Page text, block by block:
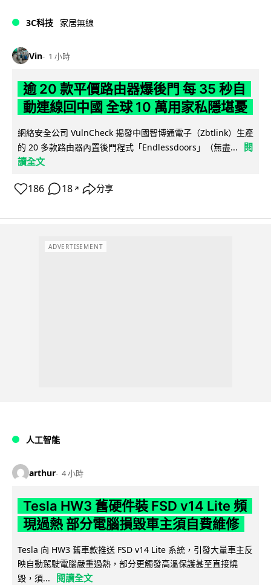
3C科技 家居無線
Vin 1 小時
逾 20 款平價路由器爆後門 每 35 秒自
動連線回中國 全球 10 萬用家私隱堪憂
網絡安全公司 VulnCheck 揭發中國智博通電子（Zbtlink）生產
的 20 多款路由器內置後門程式「Endlessdoors」（無盡...
閱
讀全文
186 18 ↗ 分享
ADVERTISEMENT
人工智能
arthur 4 小時
Tesla HW3 舊硬件裝 FSD v14 Lite 頻
現過熱 部分電腦損毀車主須自費維修
Tesla 向 HW3 舊車款推送 FSD v14 Lite 系統，引發大量車主反
映自動駕駛電腦嚴重過熱，部分更觸發高溫保護甚至直接燒
毀，須...
閱讀全文